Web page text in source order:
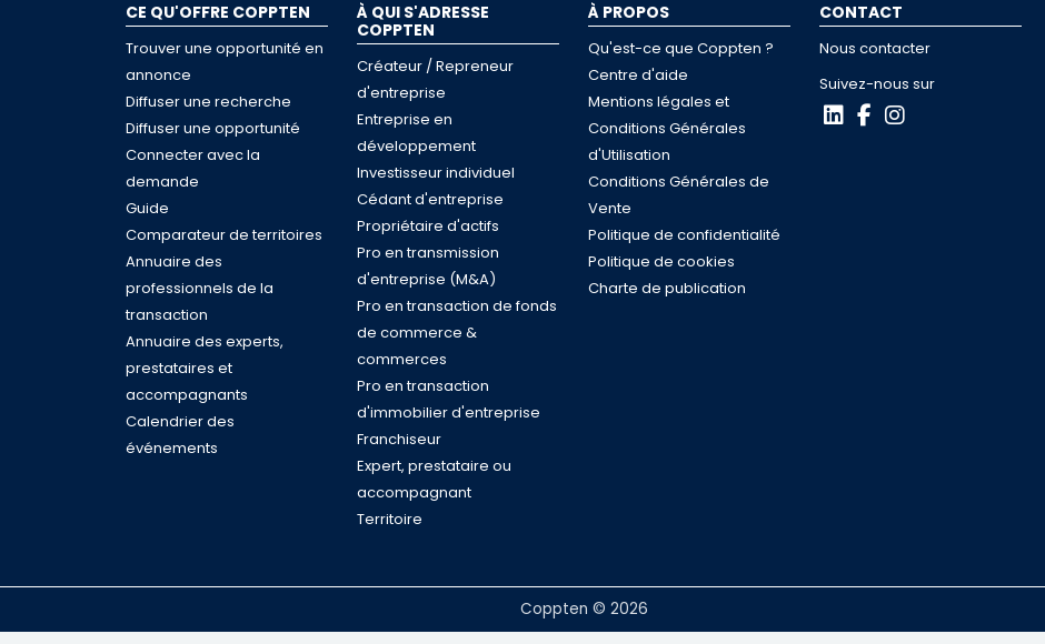
CE QU'OFFRE COPPTEN
Trouver une opportunité en
annonce
Diffuser une recherche
Diffuser une opportunité
Connecter avec la
demande
Guide
Comparateur de territoires
Annuaire des
professionnels de la
transaction
Annuaire des experts,
prestataires et
accompagnants
Calendrier des
événements
À QUI S'ADRESSE
COPPTEN
Créateur / Repreneur
d'entreprise
Entreprise en
développement
Investisseur individuel
Cédant d'entreprise
Propriétaire d'actifs
Pro en transmission
d'entreprise (M&A)
Pro en transaction de fonds
de commerce &
commerces
Pro en transaction
d'immobilier d'entreprise
Franchiseur
Expert, prestataire ou
accompagnant
Territoire
À PROPOS
Qu'est-ce que Coppten ?
Centre d'aide
Mentions légales et
Conditions Générales
d'Utilisation
Conditions Générales de
Vente
Politique de confidentialité
Politique de cookies
Charte de publication
CONTACT
Nous contacter
Suivez-nous sur
Coppten © 2026